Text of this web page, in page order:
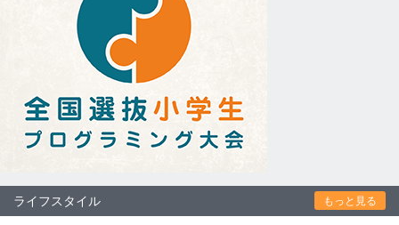
ライフスタイル もっと見る